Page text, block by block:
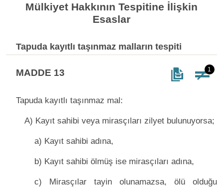
Mülkiyet Hakkının Tespitine İlişkin
Esaslar
Tapuda kayıtlı taşınmaz malların tespiti
MADDE 13 1
Tapuda kayıtlı taşınmaz mal:
A) Kayıt sahibi veya mirasçıları zilyet bulunuyorsa;
a) Kayıt sahibi adına,
b) Kayıt sahibi ölmüş ise mirasçıları adına,
c) Mirasçılar tayin olunamazsa, ölü olduğu